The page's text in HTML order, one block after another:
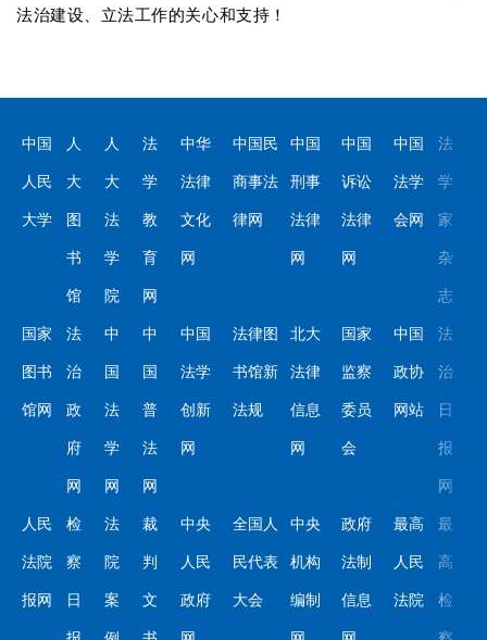
法治建设、立法工作的关心和支持！
中国
人民
大学
人
大
图
书
馆
人
大
法
学
院
法
学
教
育
网
中华
法律
文化
网
中国民
商事法
律网
中国
刑事
法律
网
中国
诉讼
法律
网
中国
法学
会网
法
学
家
杂
志
国家
图书
馆网
法
治
政
府
网
中
国
法
学
网
中
国
普
法
网
中国
法学
创新
网
法律图
书馆新
法规
北大
法律
信息
网
国家
监察
委员
会
中国
政协
网站
法
治
日
报
网
人民
法院
报网
检
察
日
法
院
案
裁
判
文
中央
人民
政府
全国人
民代表
大会
中央
机构
编制
政府
法制
信息
最高
人民
法院
最
高
检